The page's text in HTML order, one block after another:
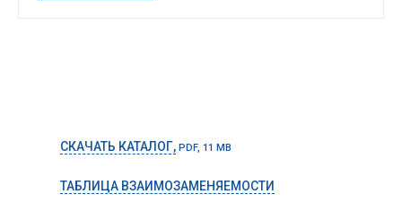
СКАЧАТЬ КАТАЛОГ, PDF, 11 MB
ТАБЛИЦА ВЗАИМОЗАМЕНЯЕМОСТИ